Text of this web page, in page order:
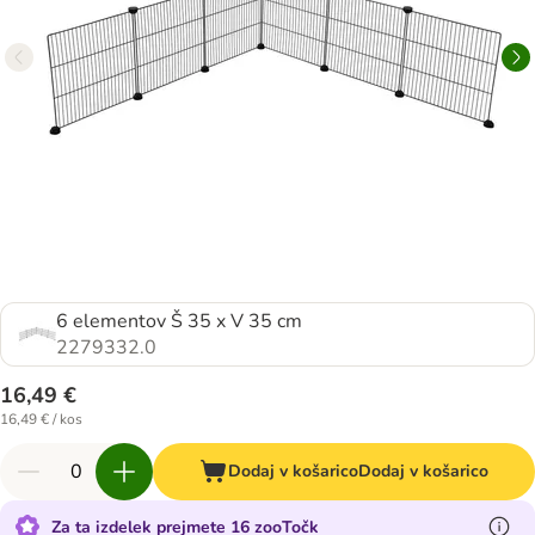
6 elementov Š 35 x V 35 cm
2279332.0
16,49 €
16,49 € / kos
Dodaj v košaricoDodaj v košarico
Za ta izdelek prejmete 16 zooTočk